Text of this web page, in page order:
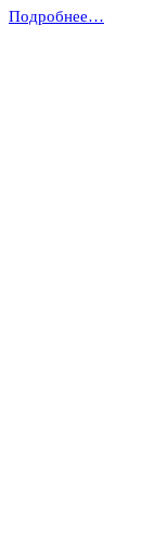
Подробнее…